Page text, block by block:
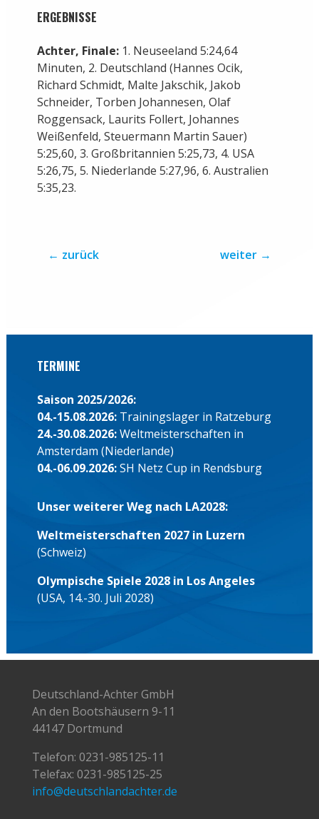
ERGEBNISSE
Achter, Finale:1. Neuseeland 5:24,64
Minuten, 2. Deutschland (Hannes Ocik,
Richard Schmidt, Malte Jakschik, Jakob
Schneider, Torben Johannesen, Olaf
Roggensack, Laurits Follert, Johannes
Weißenfeld, Steuermann Martin Sauer)
5:25,60, 3. Großbritannien 5:25,73, 4. USA
5:26,75, 5. Niederlande 5:27,96, 6. Australien
5:35,23.
← zurück weiter →
TERMINE
Saison 2025/2026:
04.-15.08.2026: Trainingslager in Ratzeburg
24.-30.08.2026:Weltmeisterschaften in
Amsterdam (Niederlande)
04.-06.09.2026:SH Netz Cup in Rendsburg
Unser weiterer Weg nach LA2028:
Weltmeisterschaften 2027 in Luzern
(Schweiz)
Olympische Spiele 2028 in Los Angeles
(USA, 14.-30. Juli 2028)
Deutschland-Achter GmbH
An den Bootshäusern 9-11
44147 Dortmund
Telefon: 0231-985125-11
Telefax: 0231-985125-25
info@deutschlandachter.de